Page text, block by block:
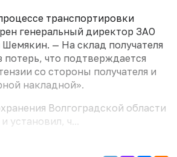
транспортировки
генеральный директор ЗАО
— На склад получателя
потерь, что подтверждается
со стороны получателя и
накладной».
Волгоградской области
установил, ч...